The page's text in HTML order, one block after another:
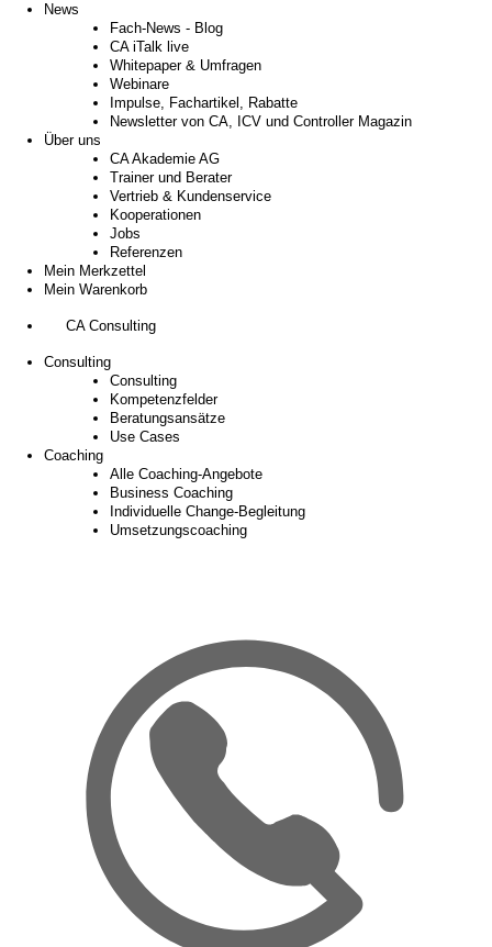
News
Fach-News - Blog
CA iTalk live
Whitepaper & Umfragen
Webinare
Impulse, Fachartikel, Rabatte
Newsletter von CA, ICV und Controller Magazin
Über uns
CA Akademie AG
Trainer und Berater
Vertrieb & Kundenservice
Kooperationen
Jobs
Referenzen
Mein Merkzettel
Mein Warenkorb
CA Consulting
Consulting
Consulting
Kompetenzfelder
Beratungsansätze
Use Cases
Coaching
Alle Coaching-Angebote
Business Coaching
Individuelle Change-Begleitung
Umsetzungscoaching